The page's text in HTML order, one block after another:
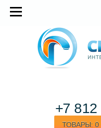
ТОВАРЫ: 0
+7 812